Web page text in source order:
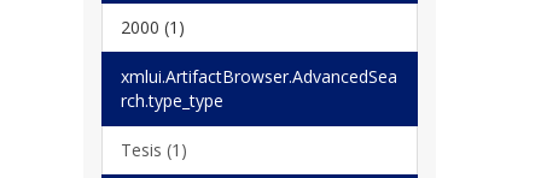
2000 (1)
xmlui.ArtifactBrowser.AdvancedSea
rch.type_type
Tesis (1)